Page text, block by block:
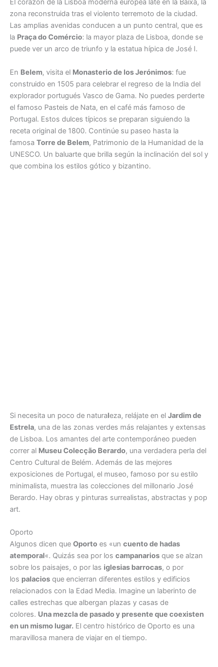
El corazón de la Lisboa moderna europea late en la Baixa, la
zona reconstruida tras el violento terremoto de la ciudad.
Las amplias avenidas conducen a un punto central, que es
la Praça do Comércio: la mayor plaza de Lisboa, donde se
puede ver un arco de triunfo y la estatua hípica de José I.
En Belem, visita el Monasterio de los Jerónimos: fue
construido en 1505 para celebrar el regreso de la India del
explorador portugués Vasco de Gama. No puedes perderte
el famoso Pasteis de Nata, en el café más famoso de
Portugal. Estos dulces típicos se preparan siguiendo la
receta original de 1800. Continúe su paseo hasta la
famosa Torre de Belem, Patrimonio de la Humanidad de la
UNESCO. Un baluarte que brilla según la inclinación del sol y
que combina los estilos gótico y bizantino.
Si necesita un poco de naturaleza, relájate en el Jardim de
Estrela, una de las zonas verdes más relajantes y extensas
de Lisboa. Los amantes del arte contemporáneo pueden
correr al Museu Colecção Berardo, una verdadera perla del
Centro Cultural de Belém. Además de las mejores
exposiciones de Portugal, el museo, famoso por su estilo
minimalista, muestra las colecciones del millonario José
Berardo. Hay obras y pinturas surrealistas, abstractas y pop
art.
Oporto
Algunos dicen que Oporto es «un cuento de hadas
atemporal«. Quizás sea por los campanarios que se alzan
sobre los paisajes, o por las iglesias barrocas, o por
los palacios que encierran diferentes estilos y edificios
relacionados con la Edad Media. Imagine un laberinto de
calles estrechas que albergan plazas y casas de
colores. Una mezcla de pasado y presente que coexisten
en un mismo lugar. El centro histórico de Oporto es una
maravillosa manera de viajar en el tiempo.